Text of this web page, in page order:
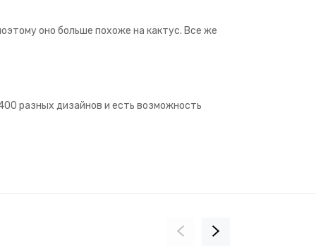
оно больше похоже на кактус. Все же
разных дизайнов и есть возможность